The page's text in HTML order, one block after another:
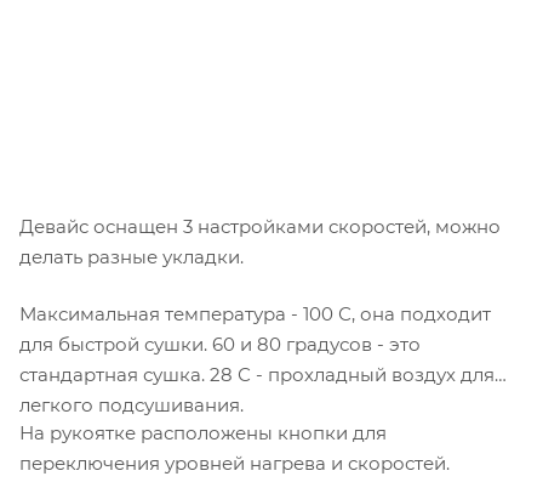
Девайс оснащен 3 настройками скоростей, можно
делать разные укладки.
Максимальная температура - 100 С, она подходит
для быстрой сушки. 60 и 80 градусов - это
стандартная сушка. 28 С - прохладный воздух для
легкого подсушивания.
На рукоятке расположены кнопки для
переключения уровней нагрева и скоростей.